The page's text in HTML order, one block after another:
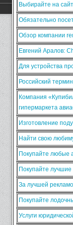
Выбирайте на
Обязательно
Обзор компании
Евгений Аралов:
Для устройства
Российский
Компания
гипермаркета
Изготовление
Найти свою
Покупайте любые
Покупайте лучшие
За лучшей
Покупайте
Услуги